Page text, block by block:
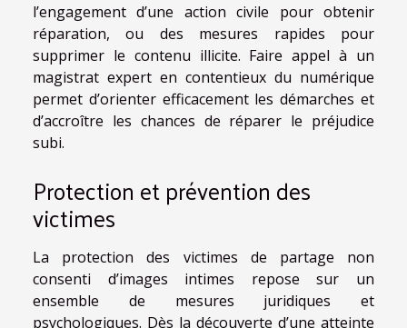
l’engagement d’une action civile pour obtenir
réparation, ou des mesures rapides pour
supprimer le contenu illicite. Faire appel à un
magistrat expert en contentieux du numérique
permet d’orienter efficacement les démarches et
d’accroître les chances de réparer le préjudice
subi.
Protection et prévention des
victimes
La protection des victimes de partage non
consenti d’images intimes repose sur un
ensemble de mesures juridiques et
psychologiques. Dès la découverte d’une atteinte